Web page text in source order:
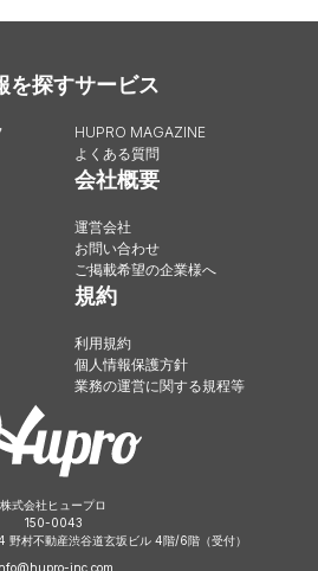
を探すサービス
HUPRO MAGAZINE
よくある質問
会社概要
運営会社
お問い合わせ
ご掲載希望の企業様へ
規約
利用規約
個人情報保護方針
業務の運営に関する規程等
株式会社ヒュープロ
150-0043
村不動産渋谷道玄坂ビル 4階/6階（受付）
inc.com